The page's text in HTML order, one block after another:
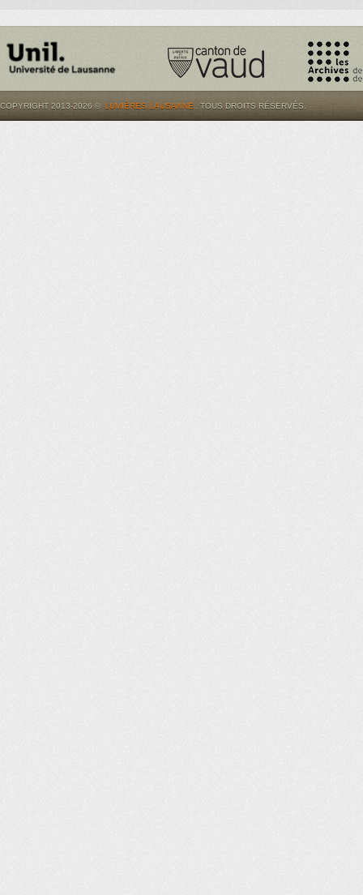
COPYRIGHT 2013-2026 © LUMIÈRES.LAUSANNE . TOUS DROITS RÉSERVÉS.